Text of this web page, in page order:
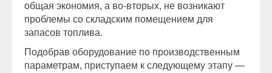
общая экономия, а во-вторых, не возникают
проблемы со складским помещением для
запасов топлива.
Подобрав оборудование по производственным
параметрам, приступаем к следующему этапу —